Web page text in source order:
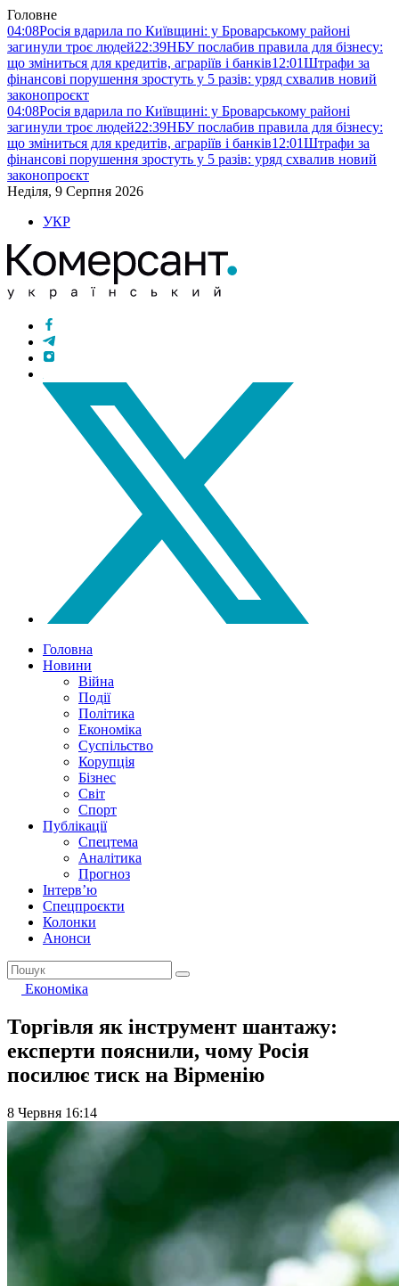
Головне
04:08Росія вдарила по Київщині: у Броварському районі
загинули троє людей22:39НБУ послабив правила для бізнесу:
що зміниться для кредитів, аграріїв і банків12:01Штрафи за
фінансові порушення зростуть у 5 разів: уряд схвалив новий
законопроєкт
04:08Росія вдарила по Київщині: у Броварському районі
загинули троє людей22:39НБУ послабив правила для бізнесу:
що зміниться для кредитів, аграріїв і банків12:01Штрафи за
фінансові порушення зростуть у 5 разів: уряд схвалив новий
законопроєкт
Неділя, 9 Серпня 2026
УКР
Головна
Новини
Війна
Події
Політика
Економіка
Суспільство
Корупція
Бізнес
Світ
Спорт
Публікації
Спецтема
Аналітика
Прогноз
Інтерв’ю
Спецпроєкти
Колонки
Анонси
Економіка
Торгівля як інструмент шантажу:
експерти пояснили, чому Росія
посилює тиск на Вірменію
8 Червня 16:14